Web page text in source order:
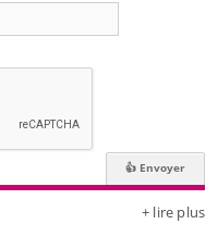
+ lire plus